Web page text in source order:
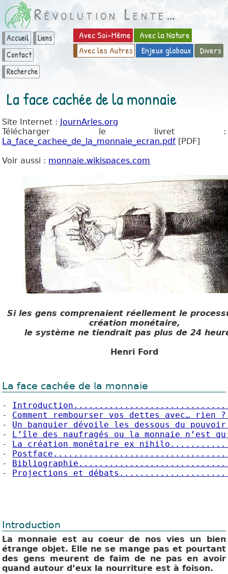
Révolution Lente…
Accueil
Liens
Contact
Recherche
Avec Soi-Même
Avec la Nature
Avec les Autres
Enjeux globaux Divers
La face cachée de la monnaie
Site Internet : JournArles.org
Télécharger le livret :
La_face_cachee_de_la_monnaie_ecran.pdf [PDF]
Voir aussi : monnaie.wikispaces.com
Si les gens comprenaient réellement le
création monétaire,
le système ne tiendrait pas plus de 24
Henri Ford
La face cachée de la monnaie
-
- Comment rembourser vos dettes
- Un banquier dévoile les dessous du
- L’île des naufragés ou la monnaie
- La création monétaire ex
-
-
- Projections et
Introduction
La monnaie est au coeur de nos vies un bien
étrange objet. Elle ne se mange pas et pourtant
des gens meurent de faim de ne pas en avoir
quand autour d’eux la nourriture est à foison.